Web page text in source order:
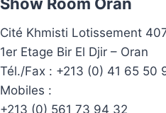
Cité Khmisti Lotissement
1er Etage Bir El Djir – Oran
Tél./Fax : +213 (0) 41 65 50
Mobiles :
+213 (0) 561 73 94 32